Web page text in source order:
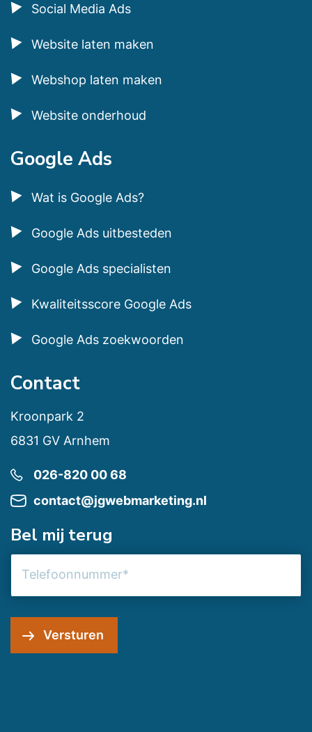
Social Media Ads
Website laten maken
Webshop laten maken
Website onderhoud
Google Ads
Wat is Google Ads?
Google Ads uitbesteden
Google Ads specialisten
Kwaliteitsscore Google Ads
Google Ads zoekwoorden
Contact
Kroonpark 2
6831 GV Arnhem
026-820 00 68
contact@jgwebmarketing.nl
Bel mij terug
Versturen